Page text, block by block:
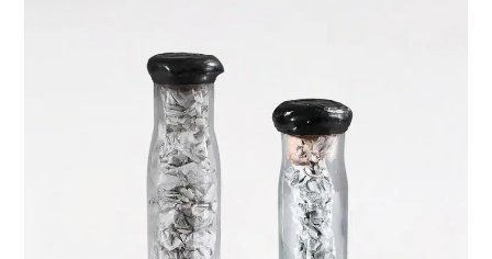
BIOGRAPHIE
CATALOGUE DES OEUVRES
CONTACT